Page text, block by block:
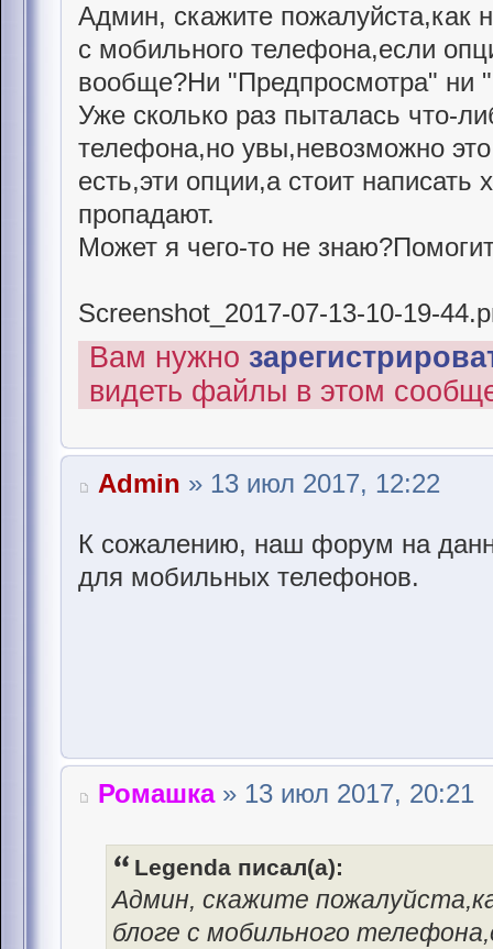
Админ, скажите пожалуйста,как
с мобильного телефона,если
вообще?Ни "Предпросмотра" ни
Уже сколько раз пыталась что-
телефона,но увы,невозможно
есть,эти опции,а стоит написать
пропадают.
Может я чего-то не
Screenshot_2017-07-13-10-19-
Вам нужно
видеть файлы в этом
Admin » 13 июл 2017, 12:22
К сожалению, наш форум на
для мобильных телефонов.
Ромашка» 13 июл 2017, 20:21
Legenda писал(а):
Админ, скажите
блоге с мобильного